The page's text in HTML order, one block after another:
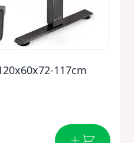
117cm